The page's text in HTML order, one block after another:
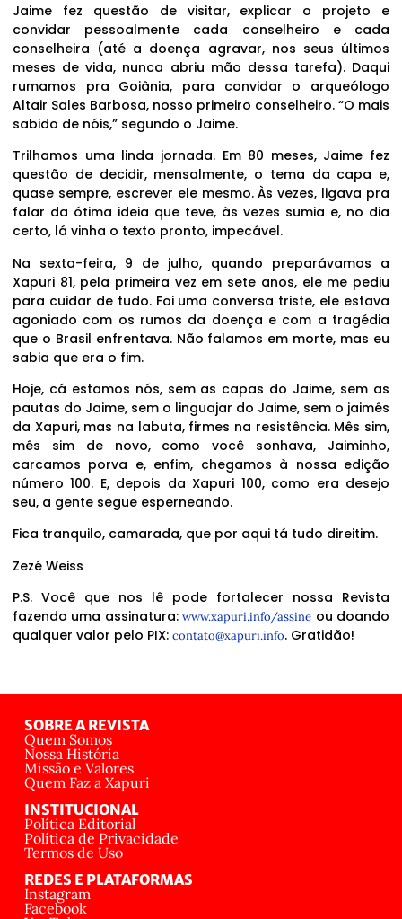
Jaime fez questão de visitar, explicar o projeto e
convidar pessoalmente cada conselheiro e cada
conselheira (até a doença agravar, nos seus últimos
meses de vida, nunca abriu mão dessa tarefa). Daqui
rumamos pra Goiânia, para convidar o arqueólogo
Altair Sales Barbosa, nosso primeiro conselheiro. “O mais
sabido de nóis,” segundo o Jaime.
Trilhamos uma linda jornada. Em 80 meses, Jaime fez
questão de decidir, mensalmente, o tema da capa e,
quase sempre, escrever ele mesmo. Às vezes, ligava pra
falar da ótima ideia que teve, às vezes sumia e, no dia
certo, lá vinha o texto pronto, impecável.
Na sexta-feira, 9 de julho, quando preparávamos a
Xapuri 81, pela primeira vez em sete anos, ele me pediu
para cuidar de tudo. Foi uma conversa triste, ele estava
agoniado com os rumos da doença e com a tragédia
que o Brasil enfrentava. Não falamos em morte, mas eu
sabia que era o fim.
Hoje, cá estamos nós, sem as capas do Jaime, sem as
pautas do Jaime, sem o linguajar do Jaime, sem o jaimês
da Xapuri, mas na labuta, firmes na resistência. Mês sim,
mês sim de novo, como você sonhava, Jaiminho,
carcamos porva e, enfim, chegamos à nossa edição
número 100. E, depois da Xapuri 100, como era desejo
seu, a gente segue esperneando.
Fica tranquilo, camarada, que por aqui tá tudo direitim.
Zezé Weiss
P.S. Você que nos lê pode fortalecer nossa Revista
fazendo uma assinatura:www.xapuri.info/assine ou doando
qualquer valor pelo PIX: contato@xapuri.info. Gratidão!
SOBRE A REVISTA
Quem Somos
Nossa História
Missão e Valores
Quem Faz a Xapuri
INSTITUCIONAL
Política Editorial
Política de Privacidade
Termos de Uso
REDES E PLATAFORMAS
Instagram
Facebook